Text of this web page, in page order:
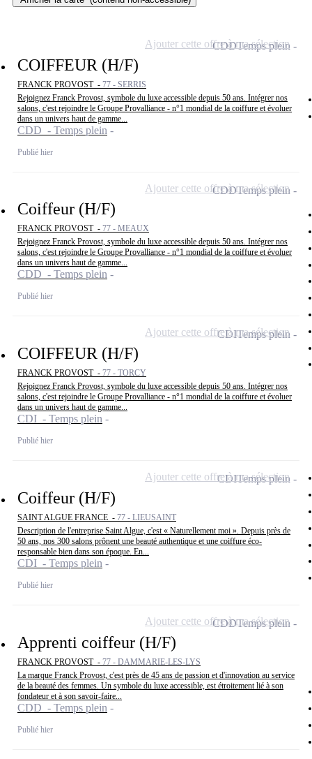
COIFFEUR (H/F)
FRANCK PROVOST - 77 - SERRIS
Rejoignez Franck Provost, symbole du luxe accessible depuis 50 ans. Intégrer nos
salons, c'est rejoindre le Groupe Provalliance - n°1 mondial de la coiffure et évoluer
dans un univers haut de gamme...
CDD - Temps plein
Publié hier
CDDTemps plein
Ajouter cette offre à ma sélection
Coiffeur (H/F)
FRANCK PROVOST - 77 - MEAUX
Rejoignez Franck Provost, symbole du luxe accessible depuis 50 ans. Intégrer nos
salons, c'est rejoindre le Groupe Provalliance - n°1 mondial de la coiffure et évoluer
dans un univers haut de gamme...
CDD - Temps plein
Publié hier
CDDTemps plein
Ajouter cette offre à ma sélection
COIFFEUR (H/F)
FRANCK PROVOST - 77 - TORCY
Rejoignez Franck Provost, symbole du luxe accessible depuis 50 ans. Intégrer nos
salons, c'est rejoindre le Groupe Provalliance - n°1 mondial de la coiffure et évoluer
dans un univers haut de gamme...
CDI - Temps plein
Publié hier
CDITemps plein
Ajouter cette offre à ma sélection
Coiffeur (H/F)
SAINT ALGUE FRANCE - 77 - LIEUSAINT
Description de l'entreprise Saint Algue, c'est « Naturellement moi ». Depuis près de
50 ans, nos 300 salons prônent une beauté authentique et une coiffure éco-
responsable bien dans son époque. En...
CDI - Temps plein
Publié hier
CDITemps plein
Ajouter cette offre à ma sélection
Apprenti coiffeur (H/F)
FRANCK PROVOST - 77 - DAMMARIE-LES-LYS
La marque Franck Provost, c'est près de 45 ans de passion et d'innovation au service
de la beauté des femmes. Un symbole du luxe accessible, est étroitement lié à son
fondateur et à son savoir-faire...
CDD - Temps plein
Publié hier
CDDTemps plein
Ajouter cette offre à ma sélection